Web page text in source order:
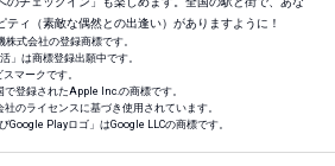
ィ（素敵な偶然との出逢い）がありますように！
式会社の登録商標です。
」は商標登録出願中です。
マークです。
登録されたApple Inc.の商標です。
のライセンスに基づき使用されています。
Google Playロゴ」はGoogle LLCの商標です。